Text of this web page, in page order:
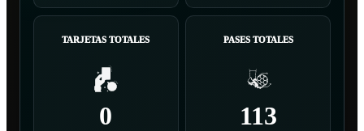
TARJETAS TOTALES
0
PASES TOTALES
113